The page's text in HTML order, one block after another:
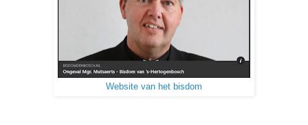
Website van het bisdom